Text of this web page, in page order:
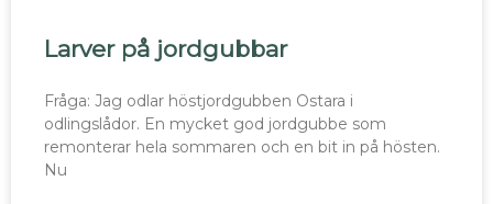
Larver på jordgubbar
Fråga: Jag odlar höstjordgubben Ostara i
odlingslådor. En mycket god jordgubbe som
remonterar hela sommaren och en bit in på hösten.
Nu